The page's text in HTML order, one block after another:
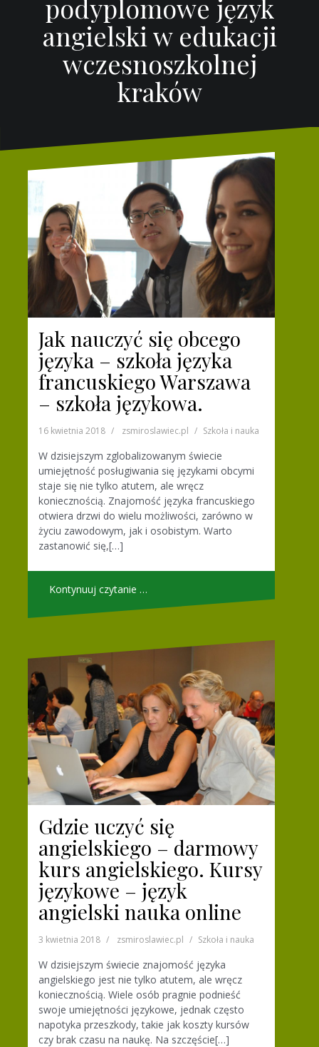
podyplomowe język
angielski w edukacji
wczesnoszkolnej
kraków
Jak nauczyć się obcego
języka – szkoła języka
francuskiego Warszawa
– szkoła językowa.
16 kwietnia 2018 zsmiroslawiec.pl Szkoła i nauka
W dzisiejszym zglobalizowanym świecie
umiejętność posługiwania się językami obcymi
staje się nie tylko atutem, ale wręcz
koniecznością. Znajomość języka francuskiego
otwiera drzwi do wielu możliwości, zarówno w
życiu zawodowym, jak i osobistym. Warto
zastanowić się,[…]
Kontynuuj czytanie …
Gdzie uczyć się
angielskiego – darmowy
kurs angielskiego. Kursy
językowe – język
angielski nauka online
3 kwietnia 2018 zsmiroslawiec.pl Szkoła i nauka
W dzisiejszym świecie znajomość języka
angielskiego jest nie tylko atutem, ale wręcz
koniecznością. Wiele osób pragnie podnieść
swoje umiejętności językowe, jednak często
napotyka przeszkody, takie jak koszty kursów
czy brak czasu na naukę. Na szczęście[…]